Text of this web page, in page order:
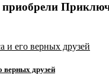
верных друзей